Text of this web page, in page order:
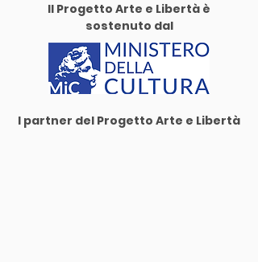
Il Progetto Arte e Libertà è
sostenuto dal
I partner del Progetto Arte e Libertà